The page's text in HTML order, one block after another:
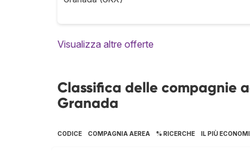
Visualizza altre offerte
Classifica delle compagnie
Granada
CODICE COMPAGNIA AEREA % RICERCHE IL PIÙ